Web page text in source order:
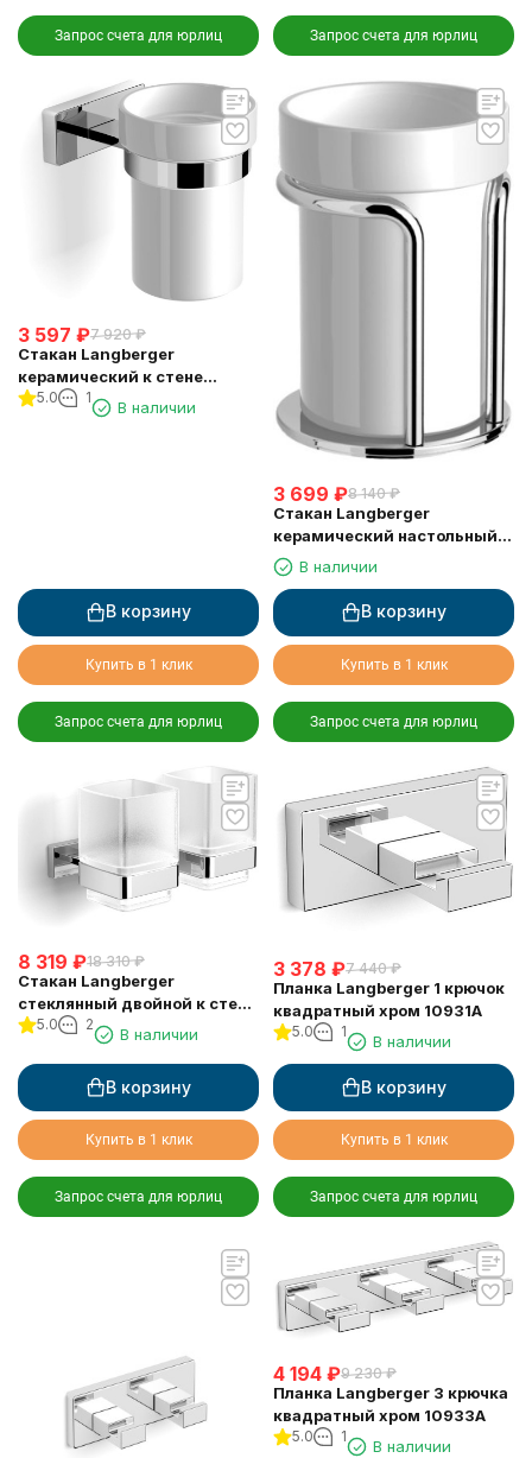
Запрос счета для юрлиц Запрос счета для юрлиц
3 597 ₽7 920 ₽
Стакан Langberger
керамический к стене
10911A
5.0 1
В наличии
В корзину
Купить в 1 клик
Запрос счета для юрлиц
3 699 ₽8 140 ₽
Стакан Langberger
керамический настольный
круглый 10913A
В наличии
В корзину
Купить в 1 клик
Запрос счета для юрлиц
8 319 ₽18 310 ₽
Стакан Langberger
стеклянный двойной к стене
квадратный 11919A
5.0 2
В наличии
В корзину
Купить в 1 клик
Запрос счета для юрлиц
3 378 ₽7 440 ₽
Планка Langberger 1 крючок
квадратный хром 10931A
5.0 1
В наличии
В корзину
Купить в 1 клик
Запрос счета для юрлиц
4 194 ₽9 230 ₽
Планка Langberger 3 крючка
квадратный хром 10933A
5.0 1
В наличии